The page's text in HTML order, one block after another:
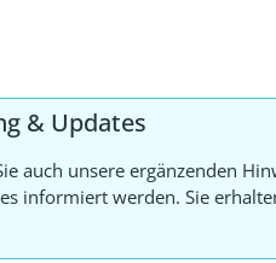
& Updates
auch unsere ergänzenden
informiert werden. Sie